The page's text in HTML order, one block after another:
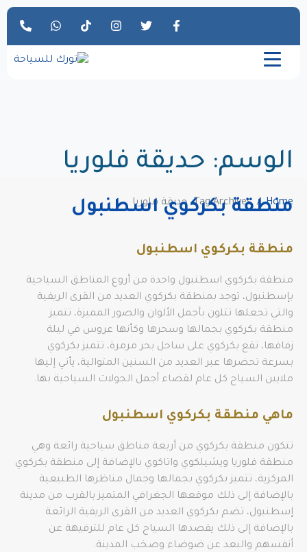
الوسم: حديقة فلوريا
Home Tag Archives: حديقة فلوريا
منطقة بكركوي اسطنبول
منطقة بكركوي اسطنبول
منطقة بكركوي اسطنبول واحدة من أروع المناطق السياحية
بإسطنبول، توجد بمنطقة بكركوي العديد من القرى الريفية
والتي تجعلها تتلون بأجمل الألوان والصور المميزة، تتميز
منطقة بكركوي بجمالها وسحرها وكأنها عروس في ليلة
زفافها، تقع بكركوي على ساحل بحر مرمرة، تتميز بكركوي
بسرعة تحضرها عبر العديد من السنين المتوالية، يأتي إليها
ملايين السياح كل عام لقضاء أجمل الجولات السياحية بها.
ماهي منطقة بكركوي اسطنبول
تتكون منطقة بكركوي من أربعة مناطق سياحية رائعة وهي
منطقة فلوريا ويشيلكوي واتاكوي بالإضافة إلى منطقة بكركوي
المركزية، تتميز بكركوي بجمالها وجمال مناظرها الطبيعية
بالإضافة إلى ذلك موقعها الجغرافي المتميز بالقرب من مدينة
إسطنبول، تضم بكركوي العديد من القرى الريفية الرائعة
بالإضافة إلى ذلك يقصدها السياح كل عام للترفيهة عن
أنفسهم والبعد عن ضوضاء وصخب المدينة.